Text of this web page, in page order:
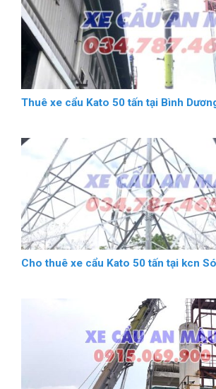
Thuê xe cẩu Kato 50 tấn tại Bình
Cho thuê xe cẩu Kato 50 tấn tại kcn